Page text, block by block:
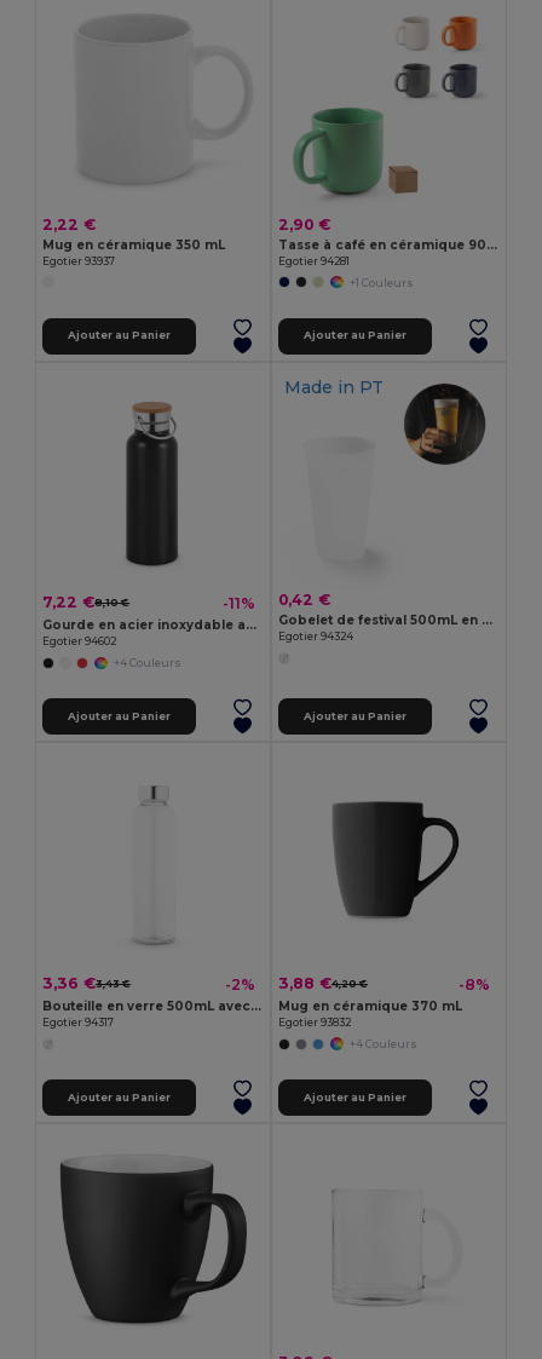
2,22 €
Mug en céramique 350 mL
Egotier 93937
Ajouter au Panier
2,90 €
Tasse à café en céramique 90 mL
Egotier 94281
+1 Couleurs
Ajouter au Panier
7,22 €8,10 € -11%
Gourde en acier inoxydable avec isolation sous vide 570 mL
Egotier 94602
+4 Couleurs
Ajouter au Panier
Made in PT
0,42 €
Gobelet de festival 500mL en PP
Egotier 94324
Ajouter au Panier
3,36 €3,43 € -2%
Bouteille en verre 500mL avec bouchon en acier inox à sublimation
Egotier 94317
Ajouter au Panier
3,88 €4,20 € -8%
Mug en céramique 370 mL
Egotier 93832
+4 Couleurs
Ajouter au Panier